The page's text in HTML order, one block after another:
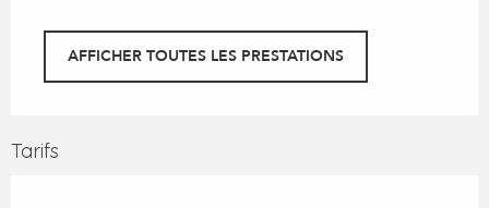
AFFICHER TOUTES LES PRESTATIONS
Tarifs